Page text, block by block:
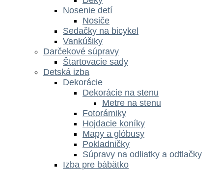
Nosenie detí
Nosiče
Sedačky na bicykel
Vankúšiky
Darčekové súpravy
Štartovacie sady
Detská izba
Dekorácie
Dekorácie na stenu
Metre na stenu
Fotorámiky
Hojdacie koníky
Mapy a glóbusy
Pokladničky
Súpravy na odliatky a odtlačky
Izba pre bábätko